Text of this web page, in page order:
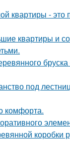
квартиры - это
квартиры и
под
комфорта.
коробки